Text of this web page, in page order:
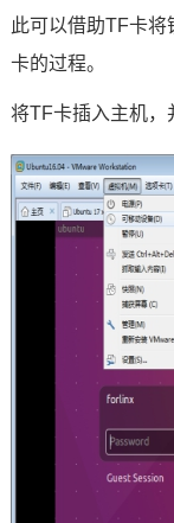
此可以借助TF卡
卡的过程。
将TF卡插入主机，